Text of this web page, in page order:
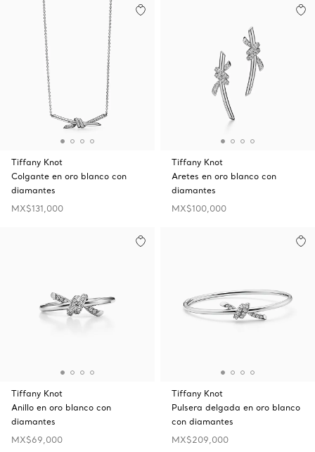
Tiffany Knot
Colgante en oro blanco con
diamantes
MX$131,000
Tiffany Knot
Aretes en oro blanco con
diamantes
MX$100,000
Tiffany Knot
Anillo en oro blanco con
diamantes
MX$69,000
Tiffany Knot
Pulsera delgada en oro blanco
con diamantes
MX$209,000